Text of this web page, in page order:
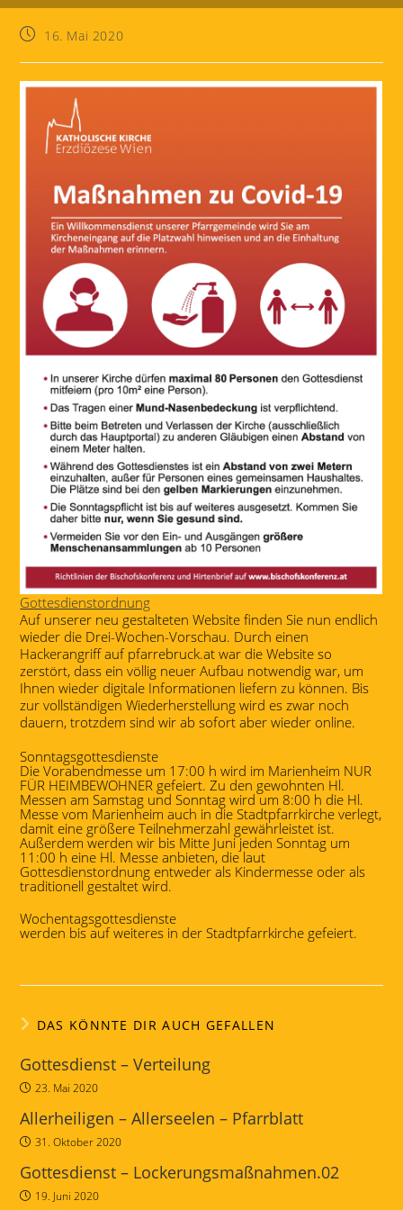
Beitrag16. Mai 2020
Gottesdienstordnung
Auf unserer neu gestalteten Website finden Sie nun endlich
wieder die Drei-Wochen-Vorschau. Durch einen
Hackerangriff auf pfarrebruck.at war die Website so
zerstört, dass ein völlig neuer Aufbau notwendig war, um
Ihnen wieder digitale Informationen liefern zu können. Bis
zur vollständigen Wiederherstellung wird es zwar noch
dauern, trotzdem sind wir ab sofort aber wieder online.
Sonntagsgottesdienste
Die Vorabendmesse um 17:00 h wird im Marienheim NUR
FÜR HEIMBEWOHNER gefeiert. Zu den gewohnten Hl.
Messen am Samstag und Sonntag wird um 8:00 h die Hl.
Messe vom Marienheim auch in die Stadtpfarrkirche verlegt,
damit eine größere Teilnehmerzahl gewährleistet ist.
Außerdem werden wir bis Mitte Juni jeden Sonntag um
11:00 h eine Hl. Messe anbieten, die laut
Gottesdienstordnung entweder als Kindermesse oder als
traditionell gestaltet wird.
Wochentagsgottesdienste
werden bis auf weiteres in der Stadtpfarrkirche gefeiert.
DAS KÖNNTE DIR AUCH GEFALLEN
Gottesdienst – Verteilung
23. Mai 2020
Allerheiligen – Allerseelen – Pfarrblatt
31. Oktober 2020
Gottesdienst – Lockerungsmaßnahmen.02
19. Juni 2020